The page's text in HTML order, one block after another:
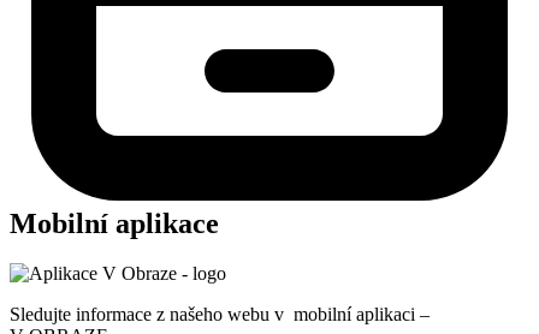
Mobilní aplikace
Sledujte informace z našeho webu v mobilní aplikaci –